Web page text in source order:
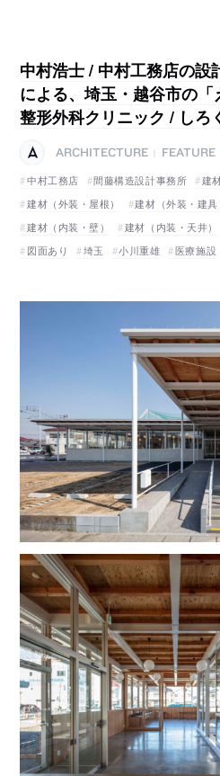
中村浩士 / 中村工務店の設
による、埼玉・越谷市の「
整形外科クリニック / しろ
ARCHITECTURE
FEATURE
中村工務店
間藤構造設計事務所
建
建材（外装・屋根）
建材（外装・建具
建材（内装・壁）
建材（内装・天井）
図面あり
埼玉 小川重雄 医療施設